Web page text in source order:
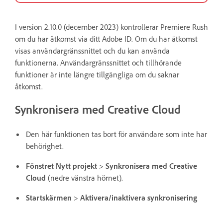
I version 2.10.0 (december 2023) kontrollerar Premiere Rush
om du har åtkomst via ditt Adobe ID. Om du har åtkomst
visas användargränssnittet och du kan använda
funktionerna. Användargränssnittet och tillhörande
funktioner är inte längre tillgängliga om du saknar
åtkomst.
Synkronisera med Creative Cloud
Den här funktionen tas bort för användare som inte har
behörighet.
Fönstret Nytt projekt > Synkronisera med Creative
Cloud (nedre vänstra hörnet).
Startskärmen > Aktivera/inaktivera synkronisering